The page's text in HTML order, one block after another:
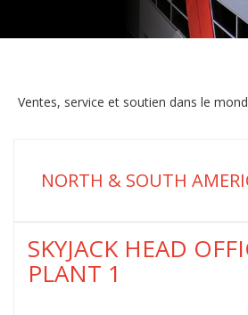
Ventes, service et soutien dans le
NORTH & SOUTH
SKYJACK HEAD
PLANT 1